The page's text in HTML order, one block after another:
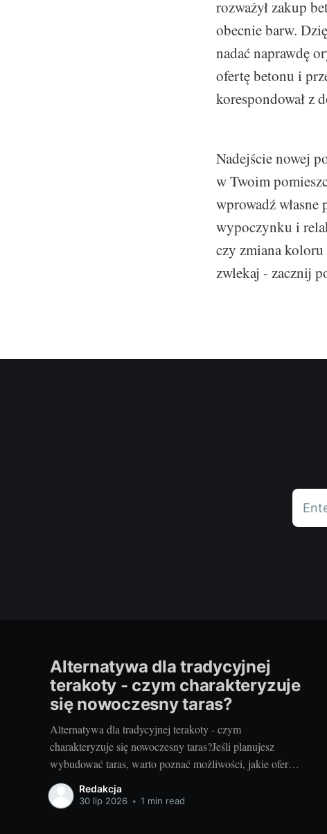
rozważył zakup
obecnie barw.
nadać naprawdę
ofertę betonu i
korespondował z
Nadejście nowej
w Twoim
wprowadź
wypoczynku i
czy zmiana
zwlekaj - zacznij
Alternatywa dla tradycyjnej
terakoty - czym charakteryzuje
się nowoczesny taras?
Alternatywa dla tradycyjnej terakoty - czym
charakteryzuje się nowoczesny taras?Jeśli planujesz
wybudować taras, warto poznać możliwości, jakie oferują
nowoczesne rozwiązania. Można przecież zdecydować
się na coś więcej niż tylko tradycyjną terakotę. Ale jak
Redakcja
30 lip 2026 • 1 min read